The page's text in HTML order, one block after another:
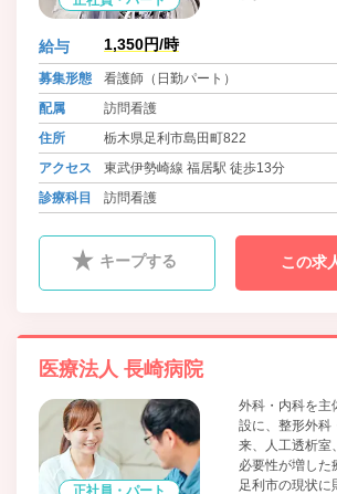
給与 1,350円/時
募集形態
看護師（日勤パート）
配属
訪問看護
住所
栃木県足利市島田町822
アクセス
東武伊勢崎線 福居駅 徒歩13分
診療科目
訪問看護
キープする この求
医療法人 長崎病院
正社員・パート
外科・内科を主
設に、整形外科
来、人工透析室
必要性が増した
足利市の現状に